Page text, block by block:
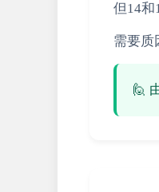
但14和
需要质
🙋